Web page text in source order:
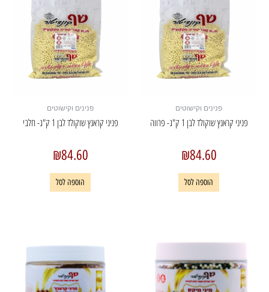
פנינים וקישוטים
פניני קראנץ שוקולד לבן 1 ק"ג- פרווה
₪84.60
הוספה לסל
פנינים וקישוטים
פניני קראנץ שוקולד לבן 1 ק"ג- חלבי
₪84.60
הוספה לסל